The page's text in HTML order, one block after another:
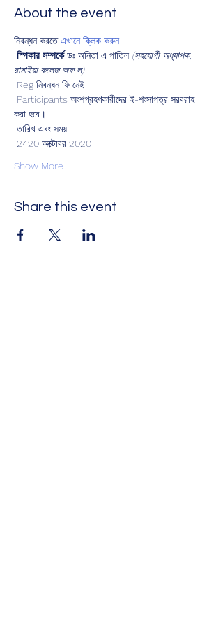
About the event
নিবন্ধন করতে এখানে ক্লিক করুন
স্পিকার সম্পর্কে ডঃ অনিতা এ পাতিল (সহযোগী অধ্যাপক,
রামাইয়া কলেজ অফ ল)
Reg নিবন্ধন ফি নেই
করা হবে।
তারিখ এবং সময়
2420 অক্টোবর 2020
Show More
Share this event